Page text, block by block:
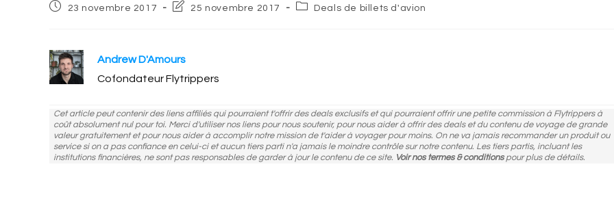
Post23 novembre 2017
Post25 novembre 2017
PostDeals de billets d'avion
Andrew D'Amours
Cofondateur Flytrippers
Cet article peut contenir des liens affiliés qui pourraient t'offrir des deals exclusifs et qui pourraient offrir une petite commission à Flytrippers à
coût absolument nul pour toi. Merci d'utiliser nos liens pour nous soutenir, pour nous aider à offrir des deals et du contenu de voyage de grande
valeur gratuitement et pour nous aider à accomplir notre mission de t'aider à voyager pour moins. On ne va jamais recommander un produit ou
service si on a pas confiance en celui-ci et aucun tiers parti n'a jamais le moindre contrôle sur notre contenu. Les tiers partis, incluant les
institutions financières, ne sont pas responsables de garder à jour le contenu de ce site. Voir nos termes & conditionspour plus de détails.